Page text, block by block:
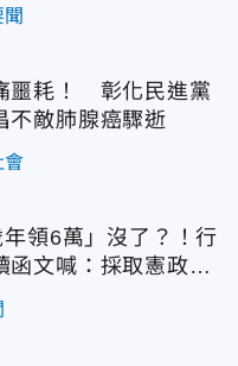
聞
噩耗！ 彰化民進黨
不敵肺腺癌驟逝
會
年領6萬」沒了？！行
函文喊：採取憲政作